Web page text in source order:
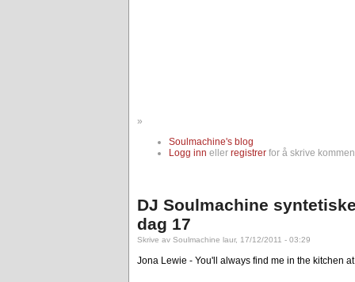
»
Soulmachine's blog
Logg inn eller registrer for å skrive
DJ Soulmachine
dag 17
Skrive av Soulmachine laur, 17/12/2011 - 03:29
Jona Lewie - You'll always find me in the kitchen